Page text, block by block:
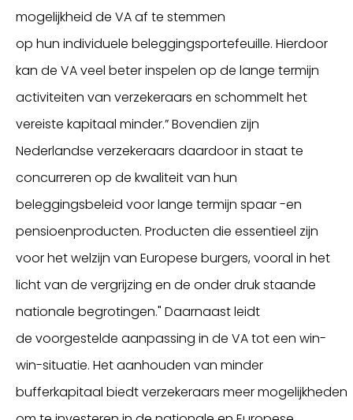
mogelijkheid de VA af te stemmen
op hun individuele beleggingsportefeuille. Hierdoor
kan de VAveel beterinspelen op de lange termijn
activiteiten van verzekeraars en schommelt het
vereiste kapitaal minder.”Bovendien zijn
Nederlandse verzekeraars daardoorin staat te
concurreren op de kwaliteit van hun
beleggingsbeleid voorlange termijn spaar -en
pensioenproducten. Producten die essentieel zijn
voor het welzijn van Europese burgers, vooral in het
licht van de vergrijzing en de onder druk staande
nationale begrotingen." Daarnaastleidt
de voorgestelde aanpassing in de VAtot een win-
win-situatie. Het aanhouden van minder
bufferkapitaal biedtverzekeraars meermogelijkheden